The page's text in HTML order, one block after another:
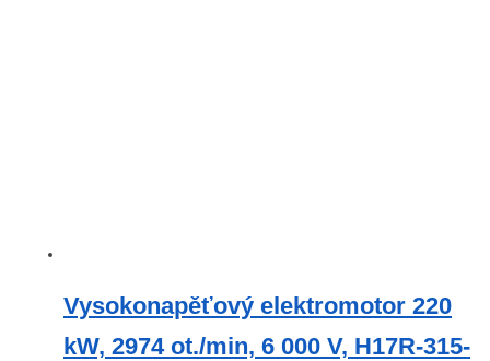
Vysokonapěťový elektromotor 220
kW, 2974 ot./min, 6 000 V, H17R-315-